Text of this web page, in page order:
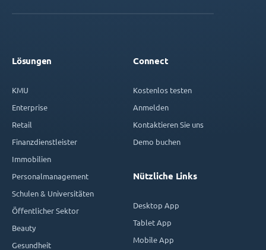
Lösungen
KMU
Enterprise
Retail
Finanzdienstleister
Immobilien
Personalmanagement
Schulen & Universitäten
Öffentlicher Sektor
Beauty
Gesundheit
Connect
Kostenlos testen
Anmelden
Kontaktieren Sie uns
Demo buchen
Nützliche Links
Desktop App
Tablet App
Mobile App